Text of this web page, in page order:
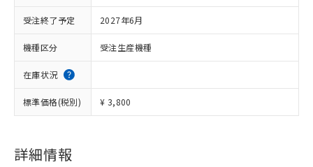
受注終了予定 2027年6月
機種区分 受注生産機種
在庫状況
標準価格(税別) ¥ 3,800
詳細情報